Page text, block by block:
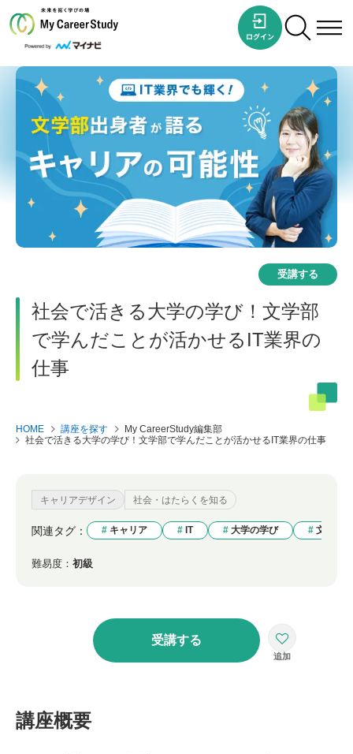
受講する
社会で活きる大学の学び！文学部
で学んだことが活かせるIT業界の
仕事
HOME 講座を探す
My CareerStudy編集部
社会で活きる大学の学び！文学部で学んだことが活かせるIT業界の仕事
キャリアデザイン 社会・はたらくを知る
関連タグ： キャリア IT 大学の学び 文学部
難易度： 初級
受講する
講座概要